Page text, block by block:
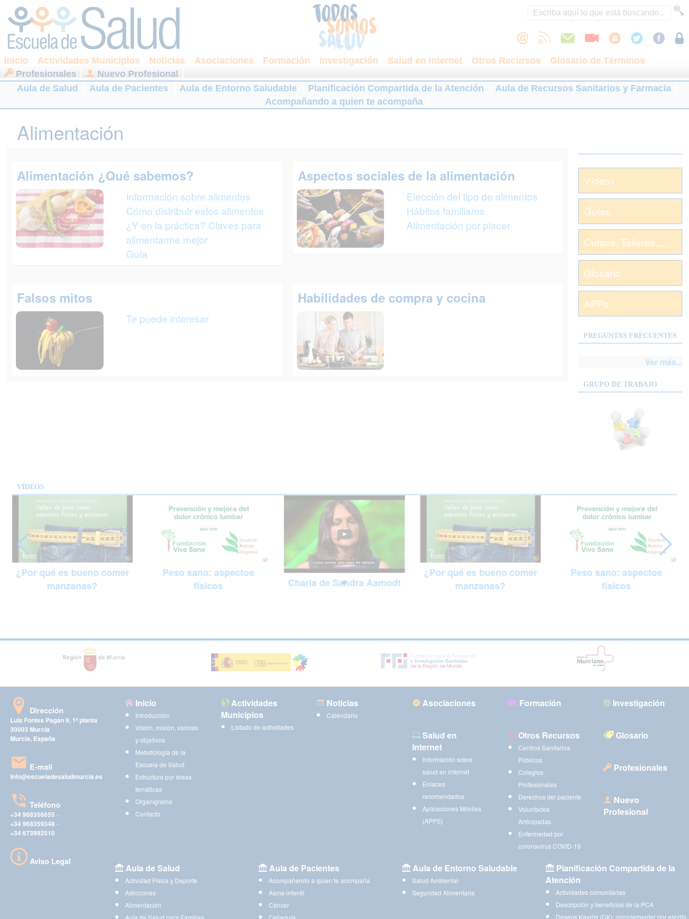
Inicio Actividades Municipios Noticias Asociaciones Formación Investigación Salud en internet Otros Recursos
Glosario de Términos
Profesionales
Nuevo Profesional
Aula de Salud
Aula de Pacientes Aula de Entorno Saludable Planificación Compartida de la Atención
Aula de Recursos Sanitarios y Farmacia
Acompañando a quien te acompaña
Alimentación
Alimentación ¿Qué sabemos?
Información sobre alimentos
Cómo distribuir estos alimentos
¿Y en la práctica? Claves para
alimentarme mejor
Guía
Aspectos sociales de la alimentación
Elección del tipo de alimentos
Hábitos familiares
Alimentación por placer
Falsos mitos
Te puede interesar
Habilidades de compra y cocina
Vídeos
Guías
Cursos, Talleres...
Glosario
APPs
PREGUNTAS FRECUENTES
Ver más...
GRUPO DE TRABAJO
VÍDEOS
¿Por qué es bueno comer
manzanas?
Peso sano: aspectos
físicos
Charla de Sandra Aamodt
¿Por qué es bueno comer
manzanas?
Peso sano: aspectos
físicos
Dirección
Luis Fontes Pagán 9, 1ª planta
30003 Murcia
Murcia, España
E-mail
info@escueladesaludmurcia.es
Teléfono
+34 968356655 -
+34 968359348 -
+34 673992510
Aviso Legal
Inicio
Introducción
Visión, misión, valores
y objetivos
Metodología de la
Escuela de Salud
Estructura por áreas
temáticas
Organigrama
Contacto
Actividades
Municipios
Listado de actividades
Noticias
Calendario
Asociaciones Formación Investigación
Salud en
Internet
Información sobre
salud en internet
Enlaces
recomendados
Aplicaciones Móviles
(APPS)
Otros Recursos
Centros Sanitarios
Públicos
Colegios
Profesionales
Derechos del paciente
Voluntades
Anticipadas
Enfermedad por
coronavirus COVID-19
Glosario
Profesionales
Nuevo
Profesional
Aula de Salud
Actividad Física y Deporte
Adicciones
Alimentación
Aula de Salud para Familias
Aula de Pacientes
Acompañando a quien te acompaña
Asma infantil
Cáncer
Celiaquía
Aula de Entorno Saludable
Salud Ambiental
Seguridad Alimentaria
Planificación Compartida de la
Atención
Actividades comunitarias
Descripción y beneficios de la PCA
Deseos Kayrós (DK): complementar por escrito